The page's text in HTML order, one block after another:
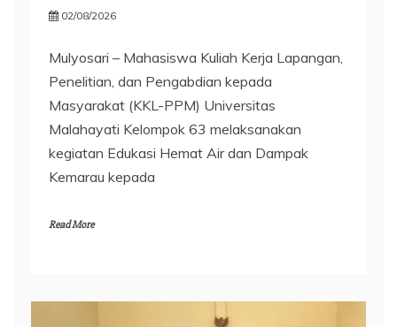
02/08/2026
Mulyosari – Mahasiswa Kuliah Kerja Lapangan,
Penelitian, dan Pengabdian kepada
Masyarakat (KKL-PPM) Universitas
Malahayati Kelompok 63 melaksanakan
kegiatan Edukasi Hemat Air dan Dampak
Kemarau kepada
Read More